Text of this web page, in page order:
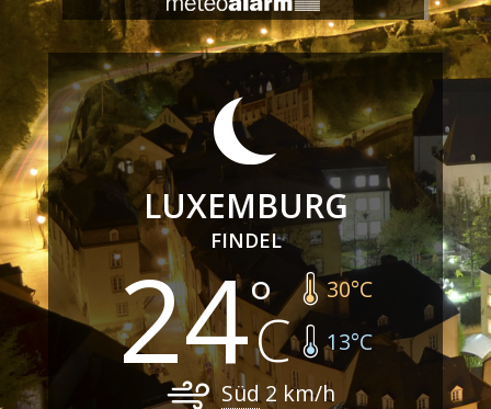
LUXEMBURG
FINDEL
24 30°C
13°C
Süd 2 km/h